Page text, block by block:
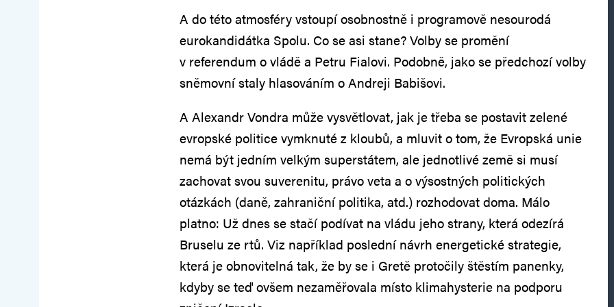
A do této atmosféry vstoupí osobnostně i programově nesourodá
eurokandidátka Spolu. Co se asi stane? Volby se promění
v referendum o vládě a Petru Fialovi. Podobně, jako se předchozí volby
sněmovní staly hlasováním o Andreji Babišovi.
A Alexandr Vondra může vysvětlovat, jak je třeba se postavit zelené
evropské politice vymknuté z kloubů, a mluvit o tom, že Evropská unie
nemá být jedním velkým superstátem, ale jednotlivé země si musí
zachovat svou suverenitu, právo veta a o výsostných politických
otázkách (daně, zahraniční politika, atd.) rozhodovat doma. Málo
platno: Už dnes se stačí podívat na vládu jeho strany, která odezírá
Bruselu ze rtů. Viz například poslední návrh energetické strategie,
která je obnovitelná tak, že by se i Gretě protočily štěstím panenky,
kdyby se teď ovšem nezaměřovala místo klimahysterie na podporu